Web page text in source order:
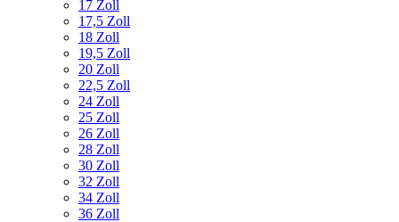
17 Zoll
17,5 Zoll
18 Zoll
19,5 Zoll
20 Zoll
22,5 Zoll
24 Zoll
25 Zoll
26 Zoll
28 Zoll
30 Zoll
32 Zoll
34 Zoll
36 Zoll